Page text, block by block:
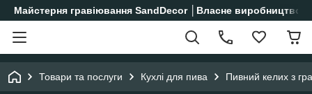
Майстерня гравіювання SandDecor │Власне виробництво│
Товари та послуги Кухлі для пива Пивний келих з